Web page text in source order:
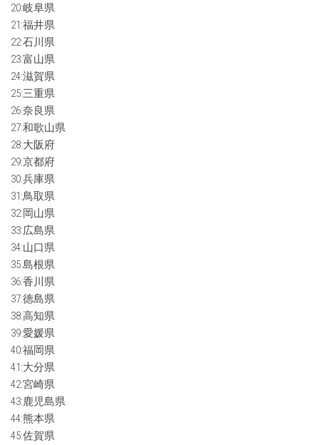
20:岐阜県
21:福井県
22:石川県
23:富山県
24:滋賀県
25:三重県
26:奈良県
27:和歌山県
28:大阪府
29:京都府
30:兵庫県
31:鳥取県
32:岡山県
33:広島県
34:山口県
35:島根県
36:香川県
37:徳島県
38:高知県
39:愛媛県
40:福岡県
41:大分県
42:宮崎県
43:鹿児島県
44:熊本県
45:佐賀県